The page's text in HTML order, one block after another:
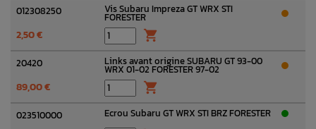
012308250 Vis Subaru Impreza GT WRX STI
FORESTER
2,50 € 
20420 Links avant origine SUBARU GT 93-00
WRX 01-02 FORESTER 97-02
89,00 € 
023510000 Ecrou Subaru GT WRX STI BRZ FORESTER